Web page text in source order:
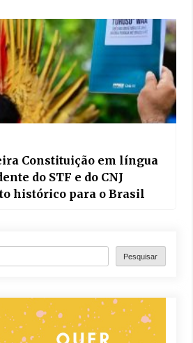
Constituição em língua
do STF e do CNJ
histórico para o Brasil
Pesquisar